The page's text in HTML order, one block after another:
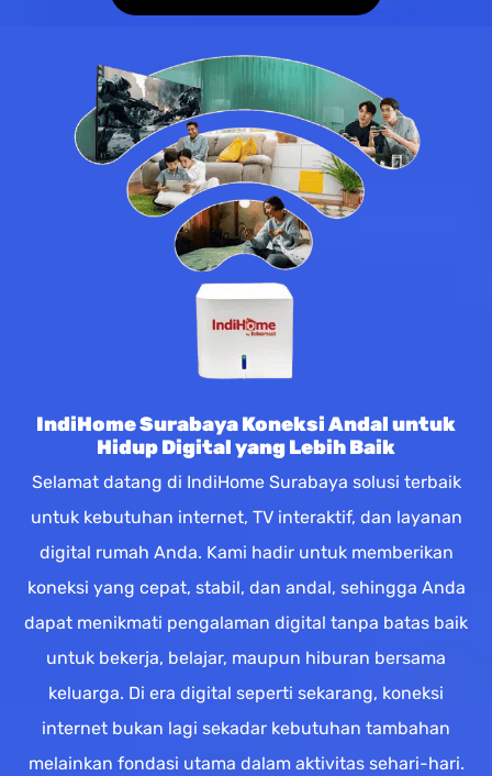
IndiHome Surabaya Koneksi Andal untuk
Hidup Digital yang Lebih Baik
Selamat datang di IndiHome Surabaya solusi terbaik
untuk kebutuhan internet, TV interaktif, dan layanan
digital rumah Anda. Kami hadir untuk memberikan
koneksi yang cepat, stabil, dan andal, sehingga Anda
dapat menikmati pengalaman digital tanpa batas baik
untuk bekerja, belajar, maupun hiburan bersama
keluarga. Di era digital seperti sekarang, koneksi
internet bukan lagi sekadar kebutuhan tambahan
melainkan fondasi utama dalam aktivitas sehari-hari.